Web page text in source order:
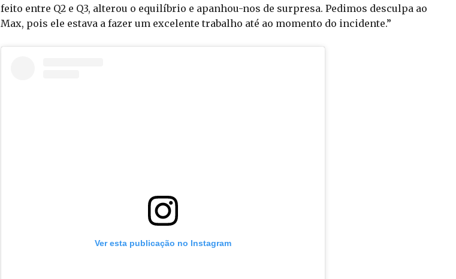
feito entre Q2 e Q3, alterou o equilíbrio e apanhou-nos de surpresa. Pedimos desculpa ao
Max, pois ele estava a fazer um excelente trabalho até ao momento do incidente.”
Ver esta publicação no Instagram